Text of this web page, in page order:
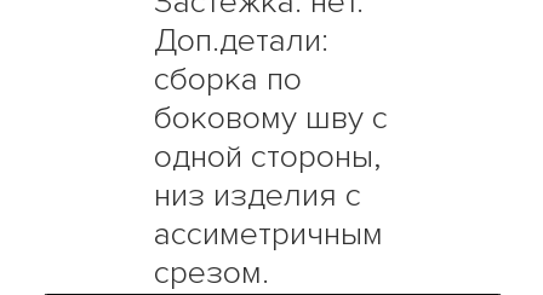
Доп.детали:
сборка по
боковому шву с
одной стороны,
низ изделия с
ассиметричным
срезом.